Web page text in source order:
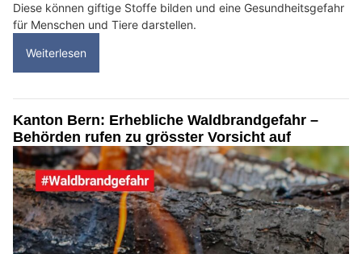
Diese können giftige Stoffe bilden und eine Gesundheitsgefahr
für Menschen und Tiere darstellen.
Weiterlesen
Kanton Bern: Erhebliche Waldbrandgefahr –
Behörden rufen zu grösster Vorsicht auf